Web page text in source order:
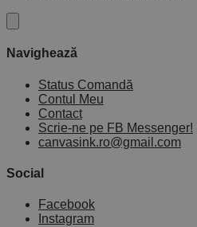
Navighează
Status Comandă
Contul Meu
Contact
Scrie-ne pe FB Messenger!
canvasink.ro@gmail.com
Social
Facebook
Instagram